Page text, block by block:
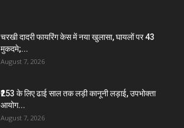
चरखी दादरी फायरिंग केस में नया खुलासा, घायलों पर 43
मुकदमे;...
August 7, 2026
₹253 के लिए ढाई साल तक लड़ी कानूनी लड़ाई, उपभोक्ता
आयोग...
August 7, 2026